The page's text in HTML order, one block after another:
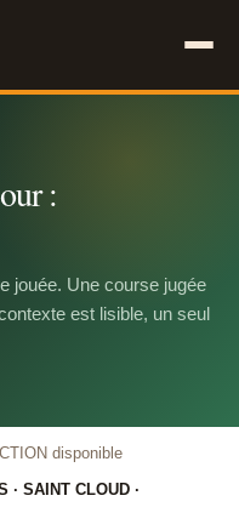
:
jouée. Une course jugée
est lisible, un seul
disponible
· SAINT CLOUD ·